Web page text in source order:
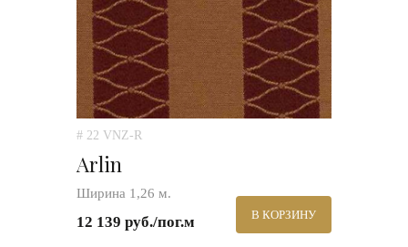
# 22 VNZ-R
Arlin
Ширина 1,26 м.
12 139 руб./пог.м В КОРЗИНУ